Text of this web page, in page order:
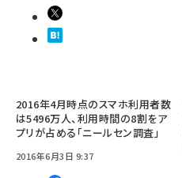
2016年4月時点のスマホ利用者数
は5496万人、利用時間の8割をア
プリが占める「ニールセン調査」
2016年6月3日 9:37